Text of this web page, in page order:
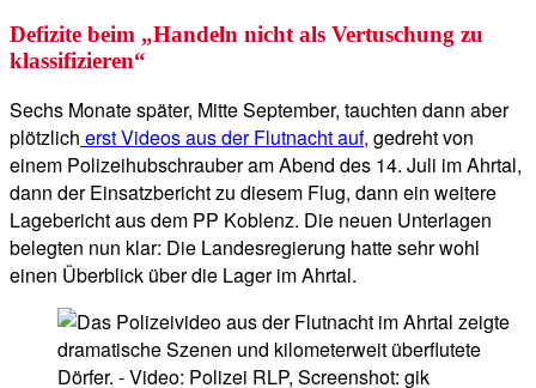
Defizite beim „Handeln nicht als Vertuschung zu
klassifizieren“
Sechs Monate später, Mitte September, tauchten dann aber
plötzlich erst Videos aus der Flutnacht auf, gedreht von
einem Polizeihubschrauber am Abend des 14. Juli im Ahrtal,
dann der Einsatzbericht zu diesem Flug, dann ein weitere
Lagebericht aus dem PP Koblenz. Die neuen Unterlagen
belegten nun klar: Die Landesregierung hatte sehr wohl
einen Überblick über die Lager im Ahrtal.